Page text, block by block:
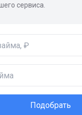
сервиса.
Подобрать